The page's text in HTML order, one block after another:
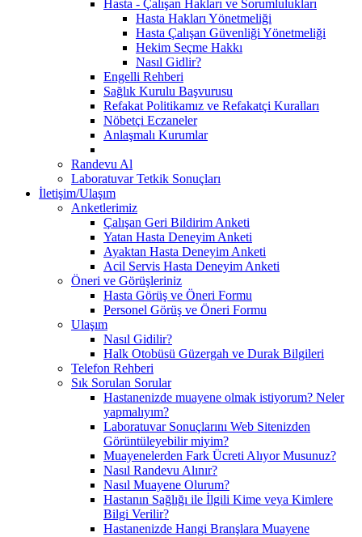
Hasta - Çalışan Hakları ve Sorumlulukları
Hasta Hakları Yönetmeliği
Hasta Çalışan Güvenliği Yönetmeliği
Hekim Seçme Hakkı
Nasıl Gidlir?
Engelli Rehberi
Sağlık Kurulu Başvurusu
Refakat Politikamız ve Refakatçi Kuralları
Nöbetçi Eczaneler
Anlaşmalı Kurumlar
Randevu Al
Laboratuvar Tetkik Sonuçları
İletişim/Ulaşım
Anketlerimiz
Çalışan Geri Bildirim Anketi
Yatan Hasta Deneyim Anketi
Ayaktan Hasta Deneyim Anketi
Acil Servis Hasta Deneyim Anketi
Öneri ve Görüşleriniz
Hasta Görüş ve Öneri Formu
Personel Görüş ve Öneri Formu
Ulaşım
Nasıl Gidilir?
Halk Otobüsü Güzergah ve Durak Bilgileri
Telefon Rehberi
Sık Sorulan Sorular
Hastanenizde muayene olmak istiyorum? Neler
yapmalıyım?
Laboratuvar Sonuçlarını Web Sitenizden
Görüntüleyebilir miyim?
Muayenelerden Fark Ücreti Alıyor Musunuz?
Nasıl Randevu Alınır?
Nasıl Muayene Olurum?
Hastanın Sağlığı ile İlgili Kime veya Kimlere
Bilgi Verilir?
Hastanenizde Hangi Branşlara Muayene